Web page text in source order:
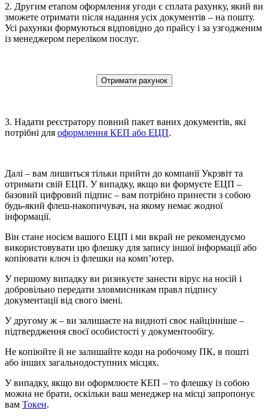
2. Другим етапом оформлення угоди є сплата рахунку, який ви
зможете отримати після надання усіх документів – на пошту.
Усі рахунки формуються відповідно до прайсу і за узгодженим
із менеджером переліком послуг.
Отримати рахунок
3. Надати реєстратору повний пакет ваних документів, які
потрібні для оформлення КЕП або ЕЦП.
Далі – вам лишиться тільки прийти до компанії Укрзвіт та
отримати свій ЕЦП. У випадку, якщо ви формуєте ЕЦП –
базовий цифровий підпис – вам потрібно принести з собою
будь-який флеш-накопичувач, на якому немає жодної
інформації.
Він стане носієм вашого ЕЦП і ми вкрай не рекомендуємо
використовувати цю флешку для запису іншої інформації або
копіювати ключ із флешки на комп’ютер.
У першому випадку ви ризикуєте занести вірус на носій і
добровільно передати зловмисникам правл підпису
документації від свого імені.
У другому ж – ви залишаєте на видноті своє найцінніше –
підтвердження своєї особистості у документообігу.
Не копіюйте й не залишайте коди на робочому ПК, в пошті
або інших загальнодоступних місцях.
У випадку, якщо ви оформлюєте КЕП – то флешку із собою
можна не брати, оскільки ваш менеджер на місці запропонує
вам Токен.